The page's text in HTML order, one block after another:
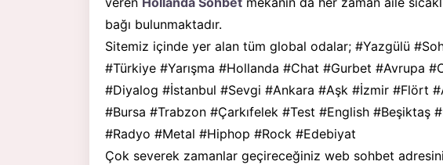
bağı bulunmaktadır.
Sitemiz içinde yer alan tüm global odalar; #Yazgülü
#Türkiye #Yarışma #Hollanda #Chat #Gurbet #Avrupa
#Diyalog #İstanbul #Sevgi #Ankara #Aşk #İzmir #Flört
#Bursa #Trabzon #Çarkıfelek #Test #English #Beşiktaş
#Radyo #Metal #Hiphop #Rock #Edebiyat
Çok severek zamanlar geçireceğiniz web sohbet